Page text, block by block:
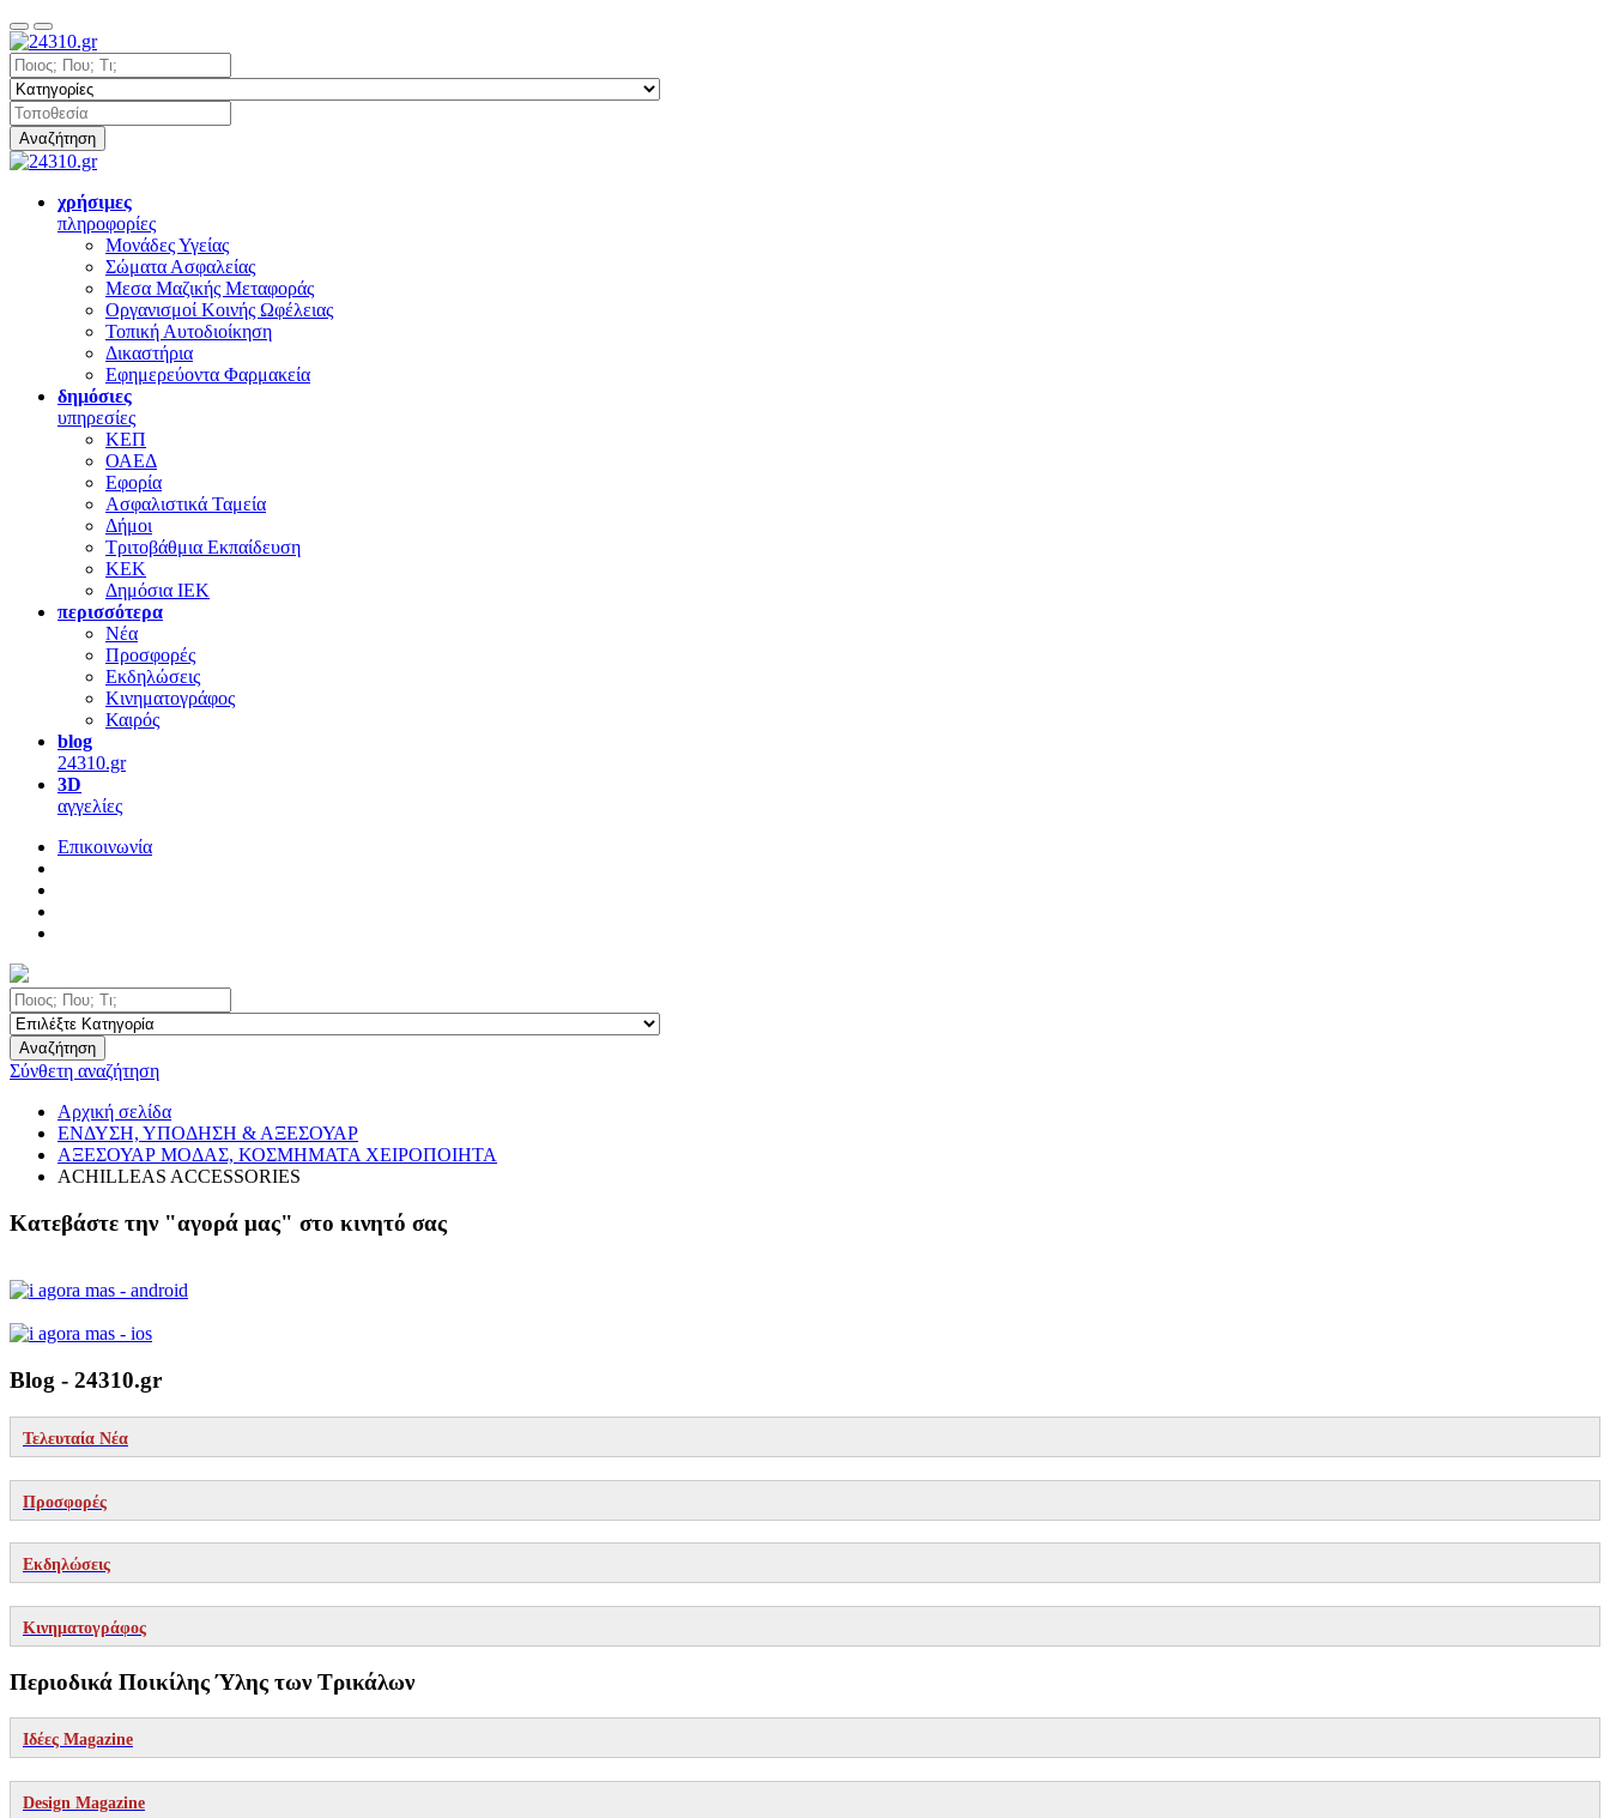
Αναζήτηση
χρήσιμες
πληροφορίες
Μονάδες Υγείας
Σώματα Ασφαλείας
Μεσα Μαζικής Μεταφοράς
Οργανισμοί Κοινής Ωφέλειας
Τοπική Αυτοδιοίκηση
Δικαστήρια
Εφημερεύοντα Φαρμακεία
δημόσιες
υπηρεσίες
ΚΕΠ
ΟΑΕΔ
Εφορία
Ασφαλιστικά Ταμεία
Δήμοι
Τριτοβάθμια Εκπαίδευση
ΚΕΚ
Δημόσια ΙΕΚ
περισσότερα
Νέα
Προσφορές
Εκδηλώσεις
Κινηματογράφος
Καιρός
blog
24310.gr
3D
αγγελίες
Επικοινωνία
Αναζήτηση
Σύνθετη αναζήτηση
Αρχική σελίδα
ΕΝΔΥΣΗ, ΥΠΟΔΗΣΗ & ΑΞΕΣΟΥΑΡ
ΑΞΕΣΟΥΑΡ ΜΟΔΑΣ, ΚΟΣΜΗΜΑΤΑ ΧΕΙΡΟΠΟΙΗΤΑ
ACHILLEAS ACCESSORIES
Κατεβάστε την "αγορά μας" στο κινητό σας
Blog - 24310.gr
Τελευταία Νέα
Προσφορές
Εκδηλώσεις
Κινηματογράφος
Περιοδικά Ποικίλης Ύλης των Τρικάλων
Ιδέες Magazine
Design Magazine